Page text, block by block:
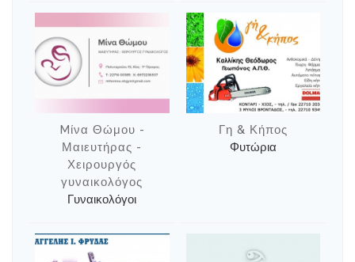
Mίνα Θώμου -
Μαιευτήρας -
Χειρουργός
γυναικολόγος
Γυναικολόγοι
Γη & Κήπος
Φυτώρια